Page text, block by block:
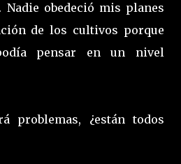
obedeció mis planes
de los cultivos porque
pensar en un nivel
problemas, ¿están todos